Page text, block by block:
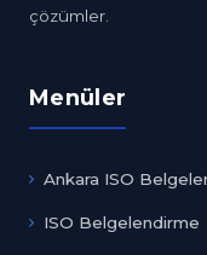
çözümler.
Menüler
Ankara ISO
ISO Belgelendirme